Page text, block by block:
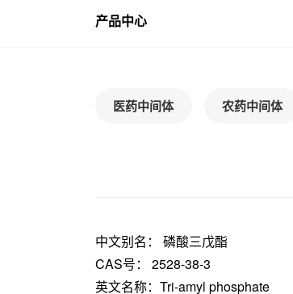
产品中心
医药中间体 农药中间体
中文别名： 磷酸三戊酯
CAS号： 2528-38-3
英文名称：Tri-amyl phosphate